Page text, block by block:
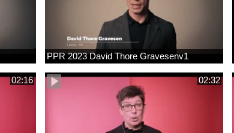
PPR 2023 David Thore Gravesenv1
02:16 02:32